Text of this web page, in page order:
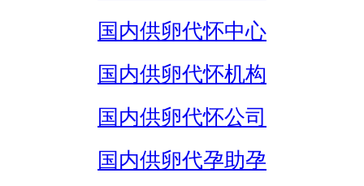
国内供卵代怀中心
国内供卵代怀机构
国内供卵代怀公司
国内供卵代孕助孕